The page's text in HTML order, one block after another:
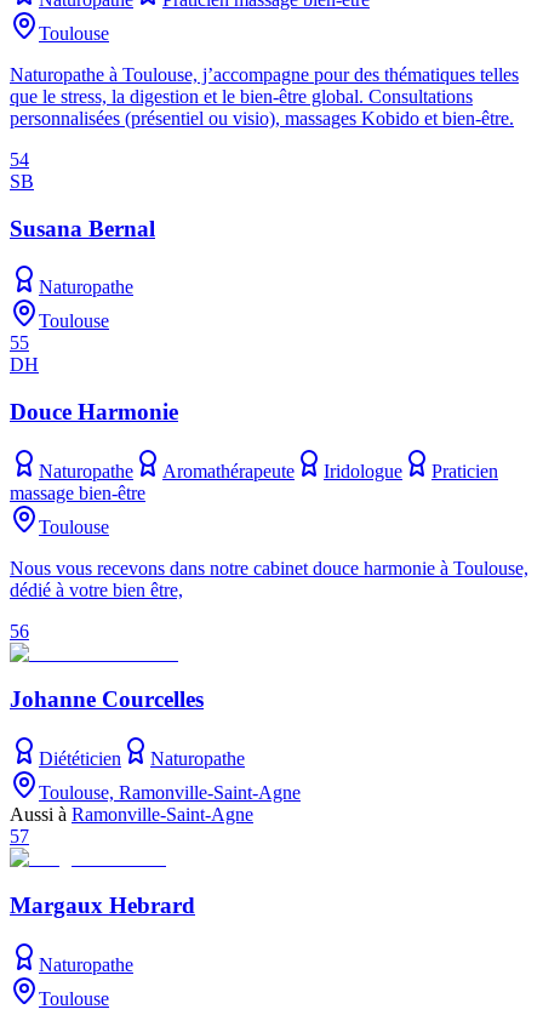
Toulouse
Naturopathe à Toulouse, j’accompagne pour des thématiques telles
que le stress, la digestion et le bien-être global. Consultations
personnalisées (présentiel ou visio), massages Kobido et bien-être.
54
SB
Susana Bernal
Naturopathe
Toulouse
55
DH
Douce Harmonie
Naturopathe Aromathérapeute Iridologue
Praticien
massage bien-être
Toulouse
Nous vous recevons dans notre cabinet douce harmonie à Toulouse,
dédié à votre bien être,
56
Johanne Courcelles
Diététicien
Naturopathe
Toulouse, Ramonville-Saint-Agne
Aussi à Ramonville-Saint-Agne
57
Margaux Hebrard
Naturopathe
Toulouse